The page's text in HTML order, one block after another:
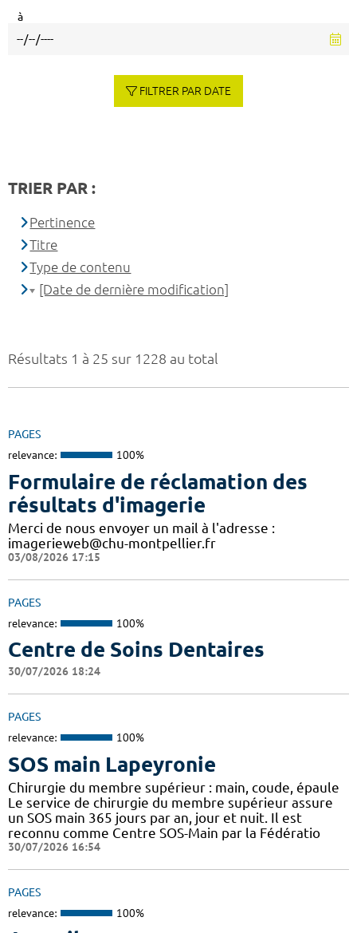
Résultats 1 à 25 sur 1228 au total
PAGES
relevance: 100%
Formulaire de réclamation des
résultats d'imagerie
Merci de nous envoyer un mail à l'adresse :
imagerieweb@chu-montpellier.fr
03/08/2026 17:15
PAGES
relevance: 100%
Centre de Soins Dentaires
30/07/2026 18:24
PAGES
relevance: 100%
SOS main Lapeyronie
Chirurgie du membre supérieur : main, coude, épaule
Le service de chirurgie du membre supérieur assure
un SOS main 365 jours par an, jour et nuit. Il est
reconnu comme Centre SOS-Main par la Fédératio
30/07/2026 16:54
PAGES
relevance: 100%
à
FILTRER PAR DATE
TRIER PAR :
Pertinence
Titre
Type de contenu
[Date de dernière modification]